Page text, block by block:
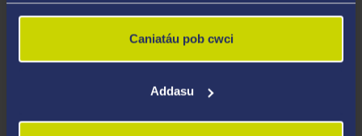
Caniatáu pob cwci
Addasu